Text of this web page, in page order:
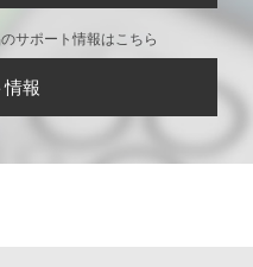
サポート情報はこちら
報